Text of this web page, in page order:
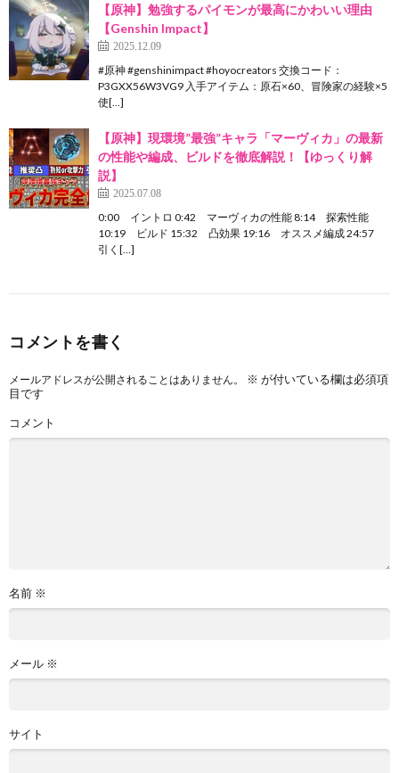
【原神】勉強するパイモンが最高にかわいい理由
【Genshin Impact】
2025.12.09
#原神 #genshinimpact #hoyocreators 交換コード：
P3GXX56W3VG9 入手アイテム：原石×60、冒険家の経験×5
使[…]
【原神】現環境”最強”キャラ「マーヴィカ」の最新
の性能や編成、ビルドを徹底解説！【ゆっくり解
説】
2025.07.08
0:00 イントロ 0:42 マーヴィカの性能 8:14 探索性能
10:19 ビルド 15:32 凸効果 19:16 オススメ編成 24:57
引く[…]
コメントを書く
メールアドレスが公開されることはありません。 ※ が付いている欄は必須項
目です
コメント
名前 ※
メール ※
サイト